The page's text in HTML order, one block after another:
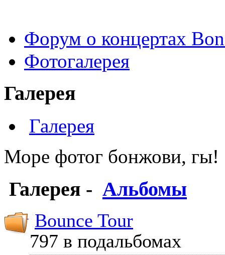
Форум о концертах
Фотогалерея
Галерея
Галерея
Море фотог бонжови, гы!
Галерея - Альбомы
Bounce Tour
797 в подальбомах